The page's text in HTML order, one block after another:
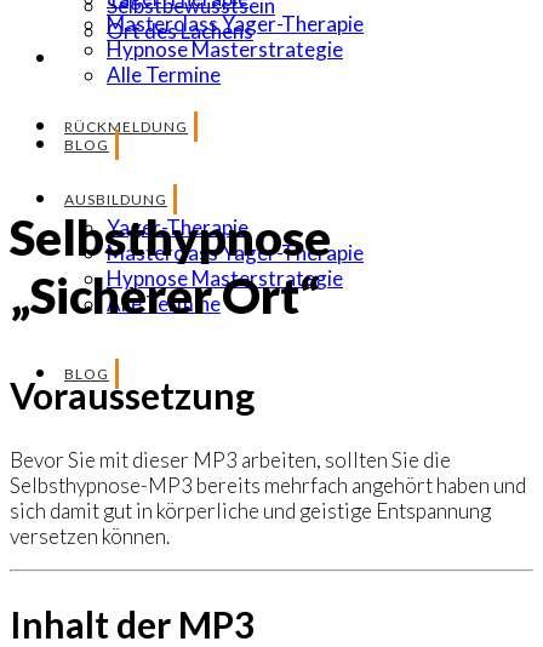
Selbstbewusstsein
Ort des Lachens
RÜCKMELDUNG
AUSBILDUNG
Yager-Therapie
Masterclass Yager-Therapie
Hypnose Masterstrategie
Alle Termine
BLOG
Masterclass Yager-Therapie
Hypnose Masterstrategie
Alle Termine
BLOG
Selbsthypnose
„Sicherer Ort“
Voraussetzung
Bevor Sie mit dieser MP3 arbeiten, sollten Sie die
Selbsthypnose-MP3 bereits mehrfach angehört haben und
sich damit gut in körperliche und geistige Entspannung
versetzen können.
Inhalt der MP3